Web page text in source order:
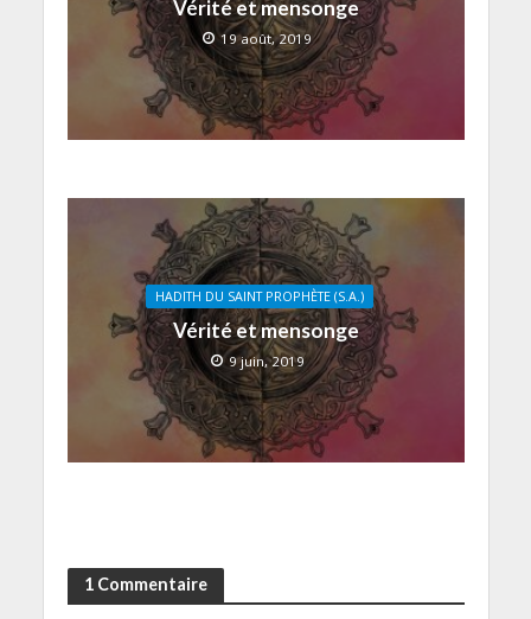
Vérité et mensonge
19 août, 2019
HADITH DU SAINT PROPHÈTE (S.A.)
Vérité et mensonge
9 juin, 2019
1 Commentaire